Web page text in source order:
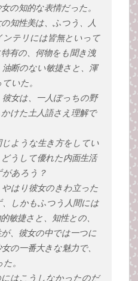
の知的な表情だった。
知性美は、ふつう、人
テリには皆無といって
有の、何物をも聞き洩
断のない敏捷さと、渾
いた。
女は、一人ぼっちの野
けた土人語さえ理解で
ような生き方をしてい
うして優れた内面生活
があろう？
はり彼女のきわ立った
しかもふつう人間には
敏捷さと、知性との、
、彼女の中では一つに
の一番大きな魅力で、
。
はこうしなかったのだ